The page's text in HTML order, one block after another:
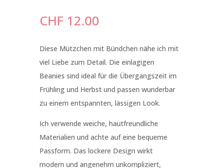
CHF12.00
Diese Mützchen mit Bündchen nähe ich mit
viel Liebe zum Detail. Die einlagigen
Beanies sind ideal für die Übergangszeit im
Frühling und Herbst und passen wunderbar
zu einem entspannten, lässigen Look.
Ich verwende weiche, hautfreundliche
Materialien und achte auf eine bequeme
Passform. Das lockere Design wirkt
modern und angenehm unkompliziert,